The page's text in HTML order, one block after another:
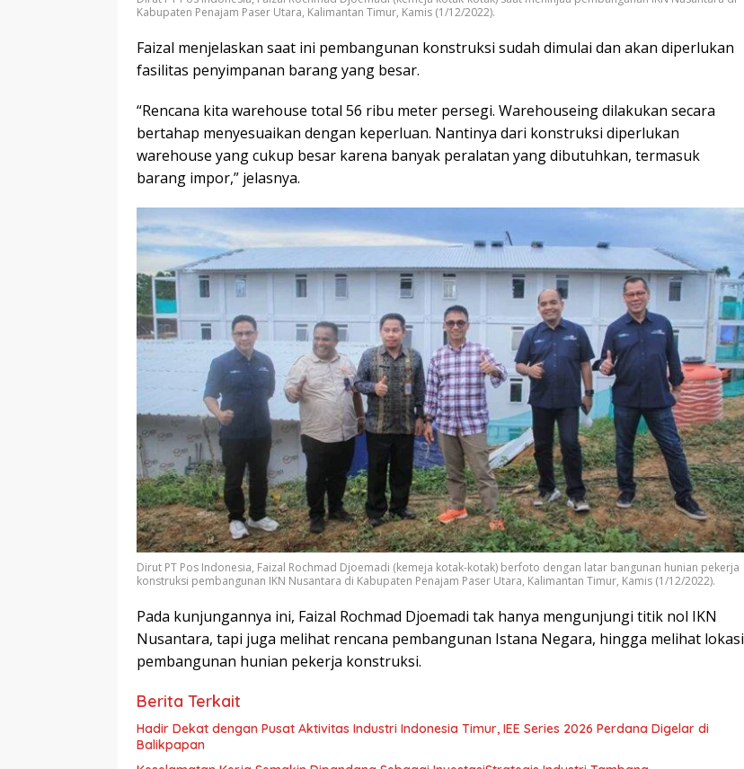
Kabupaten Penajam Paser Utara, Kalimantan Timur, Kamis (1/12/2022).
Faizal menjelaskan saat ini pembangunan konstruksi sudah dimulai dan akan diperlukan
fasilitas penyimpanan barang yang besar.
“Rencana kita warehouse total 56 ribu meter persegi. Warehouseing dilakukan secara
bertahap menyesuaikan dengan keperluan. Nantinya dari konstruksi diperlukan
warehouse yang cukup besar karena banyak peralatan yang dibutuhkan, termasuk
barang impor,” jelasnya.
Dirut PT Pos Indonesia, Faizal Rochmad Djoemadi (kemeja kotak-kotak) berfoto dengan latar bangunan hunian pekerja
konstruksi pembangunan IKN Nusantara di Kabupaten Penajam Paser Utara, Kalimantan Timur, Kamis (1/12/2022).
Pada kunjungannya ini, Faizal Rochmad Djoemadi tak hanya mengunjungi titik nol IKN
Nusantara, tapi juga melihat rencana pembangunan Istana Negara, hingga melihat lokasi
pembangunan hunian pekerja konstruksi.
Berita Terkait
Hadir Dekat dengan Pusat Aktivitas Industri Indonesia Timur, IEE Series 2026 Perdana Digelar di
Balikpapan